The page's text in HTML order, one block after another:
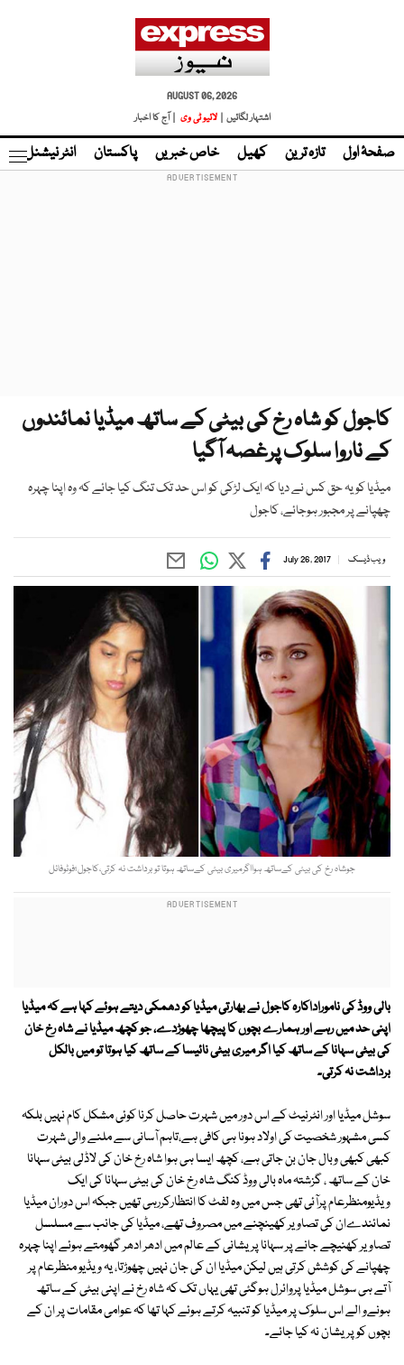
AUGUST 06, 2026
اشتہار لگائیں |
لائیو ٹی وی | آج کا اخبار
صفحۂ اول تازہ ترین کھیل خاص خبریں پاکستان انٹر نیشنل
کاجول کو شاہ رخ کی بیٹی کے ساتھ میڈیا نمائندوں
کے ناروا سلوک پرغصہ آگیا
میڈیا کو یہ حق کس نے دیا کہ ایک لڑکی کو اس حد تک تنگ کیا جائے کہ وہ اپنا چہرہ
چھپانے پر مجبور ہوجائے، کاجول
ویب ڈیسک July 26, 2017
جوشاہ رخ کی بیٹی کےساتھ ہوااگرمیری بیٹی کےساتھ ہوتا تو برداشت نہ کرتی،کاجول؛فوٹوفائل
بالی ووڈ کی ناموراداکارہ کاجول نے بھارتی میڈیا کو دھمکی دیتے ہوئے کہا ہے کہ میڈیا
اپنی حد میں رہے اور ہمارے بچوں کا پیچھا چھوڑدے، جو کچھ میڈیا نے شاہ رخ خان
کی بیٹی سہانا کے ساتھ کیا اگر میری بیٹی نائیسا کے ساتھ کیا ہوتا تو میں بالکل
برداشت نہ کرتی۔
سوشل میڈیا اور انٹرنیٹ کے اس دور میں شہرت حاصل کرنا کوئی مشکل کام نہیں بلکہ
کسی مشہور شخصیت کی اولاد ہونا ہی کافی ہے،تاہم آسانی سے ملنے والی شہرت
کبھی کبھی وبال جان بن جاتی ہے، کچھ ایسا ہی ہوا شاہ رخ خان کی لاڈلی بیٹی سہانا
خان کے ساتھ ، گزشتہ ماہ بالی ووڈ کنگ شاہ رخ خان کی بیٹی سہانا کی ایک
ویڈیومنظرعام پرآئی تھی جس میں وہ لفٹ کا انتظارکررہی تھیں جبکہ اس دوران میڈیا
نمائندےان کی تصاویر کھینچنے میں مصروف تھے، میڈیا کی جانب سے مسلسل
تصاویر کھنیچے جانے پر سہانا پریشانی کے عالم میں ادھر ادھر گھومتے ہوئے اپنا چہرہ
چھپانے کی کوشش کرتی ہیں لیکن میڈیا ان کی جان نہیں چھوڑتا، یہ ویڈیو منظرعام پر
آتے ہی سوشل میڈیا پروائرل ہوگئی تھی یہاں تک کہ شاہ رخ نے اپنی بیٹی کے ساتھ
ہونےو الے اس سلوک پر میڈیا کو تنبیہ کرتے ہوئے کہا تھا کہ عوامی مقامات پر ان کے
بچوں کو پریشان نہ کیا جائے۔